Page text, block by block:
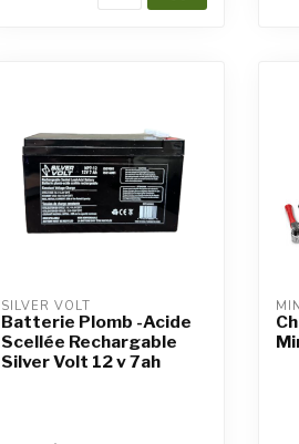
SILVER VOLT
Batterie Plomb -Acide
Scellée Rechargable
Silver Volt 12 v 7ah